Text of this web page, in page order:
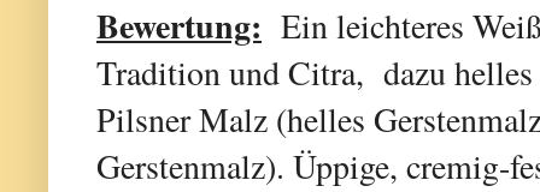
Bewertung: Ein leichteres
Tradition und Citra, dazu
Pilsner Malz (helles
Gerstenmalz). Üppige, cremig-